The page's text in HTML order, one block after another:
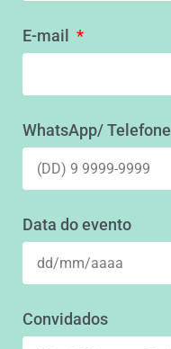
E-mail
WhatsApp/ Telefone
Data do evento
Convidados